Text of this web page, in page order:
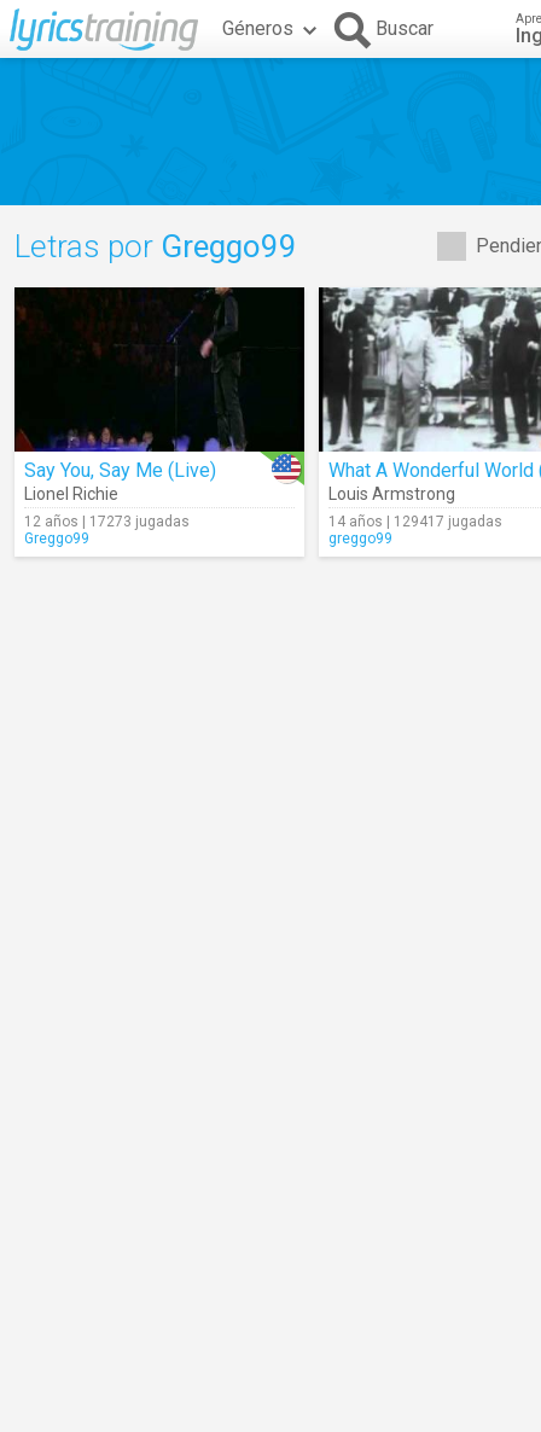
Géneros Buscar
Letras por Greggo99
Say You, Say Me (Live)
Lionel Richie
12 años | 17273 jugadas
Greggo99
Louis Armstrong
14 años | 129417 jugadas
greggo99